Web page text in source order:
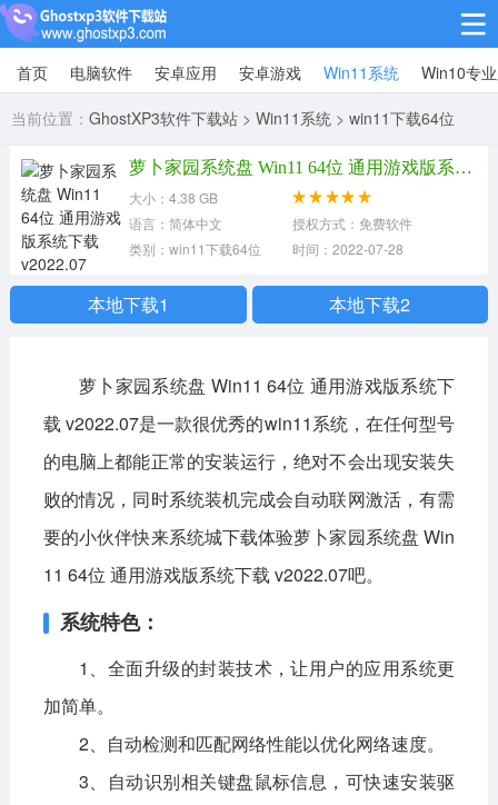
Win10专业版
Win10纯净版
Win11系统
win11下载64位 win11下载32位
安卓游戏
动作射击 经营策略 体育竞技
角色扮演 棋牌桌游
影音播放 系统工具 社交通讯
主题美化 新闻阅读
教育学习
生活实用 运动健康
电脑软件
网络软件 系统软件 应用软件
首页 电脑软件 安卓应用 安卓游戏 Win11系统 Win10专
当前位置： GhostXP3软件下载站 > Win11系统 > win11下载64位
萝卜家园系统盘 Win11 64位 通用游戏版系统下载 v2022.07
大小：4.38 GB
语言：简体中文
授权方式：免费软件
类别：win11下载64位
时间：2022-07-28
本地下载1 本地下载2
萝卜家园系统盘 Win11 64位 通用游戏版系统下
载 v2022.07是一款很优秀的win11系统，在任何型号
的电脑上都能正常的安装运行，绝对不会出现安装失
败的情况，同时系统装机完成会自动联网激活，有需
要的小伙伴快来系统城下载体验萝卜家园系统盘 Win
11 64位 通用游戏版系统下载 v2022.07吧。
系统特色：
1、全面升级的封装技术，让用户的应用系统更
加简单。
2、自动检测和匹配网络性能以优化网络速度。
3、自动识别相关键盘鼠标信息，可快速安装驱